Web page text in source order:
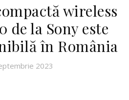
wireless
de la Sony este
în România
2023